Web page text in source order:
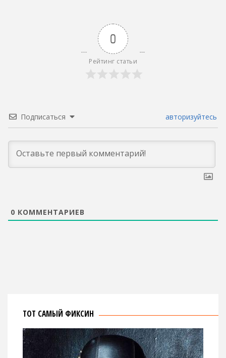
0
Рейтинг статьи
Подписаться авторизуйтесь
0 КОММЕНТАРИЕВ
ТОТ САМЫЙ ФИКСИН